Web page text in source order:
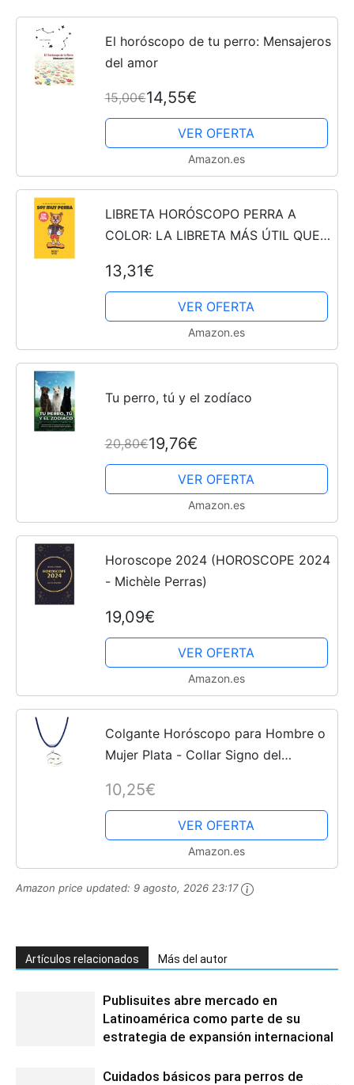
El horóscopo de tu perro: Mensajeros
del amor
15,00€14,55€
VER OFERTA
Amazon.es
LIBRETA HORÓSCOPO PERRA A
COLOR: LA LIBRETA MÁS ÚTIL QUE
13,31€
VER OFERTA
Amazon.es
Tu perro, tú y el zodíaco
20,80€19,76€
VER OFERTA
Amazon.es
Horoscope 2024 (HOROSCOPE 2024
- Michèle Perras)
19,09€
VER OFERTA
Amazon.es
Colgante Horóscopo para Hombre o
Mujer Plata - Collar Signo del
Acero Inoxidable Chapado Plata -
Perfecto para Regalo (Cáncer)
10,25€
VER OFERTA
Amazon.es
Amazon price updated: 9 agosto, 2026 23:17
Artículos relacionados Más del autor
Publisuites abre mercado en
Latinoamérica como parte de su
estrategia de expansión internacional
Cuidados básicos para perros de